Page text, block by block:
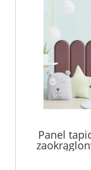
Panel